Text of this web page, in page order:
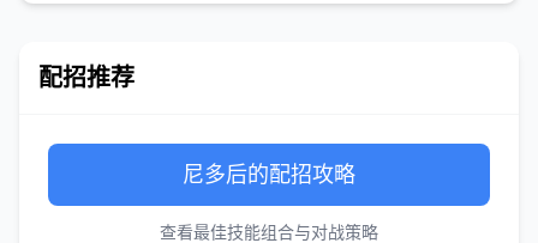
配招推荐
尼多后的配招攻略
查看最佳技能组合与对战策略